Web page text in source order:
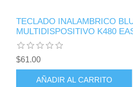
TECLADO INALAMBRICO
MULTIDISPOSITIVO K480
$61.00
AÑADIR AL CARRITO